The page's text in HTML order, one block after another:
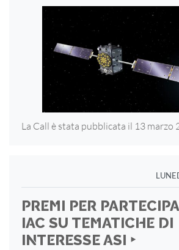
La Call è stata pubblicata il 13 marzo
PREMI PER
IAC SU TEMATICHE DI
INTERESSE ASI ‣